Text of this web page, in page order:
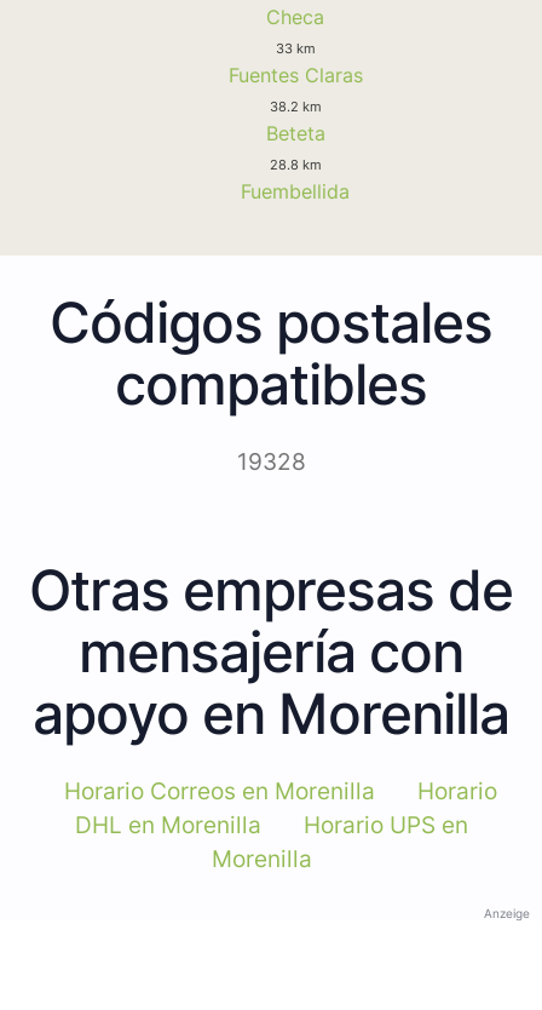
Checa
33 km
Fuentes Claras
38.2 km
Beteta
28.8 km
Fuembellida
Códigos postales
compatibles
19328
Otras empresas de
mensajería con
apoyo en Morenilla
Horario Correos en Morenilla
Horario
DHL en Morenilla
Horario UPS en
Morenilla
Anzeige